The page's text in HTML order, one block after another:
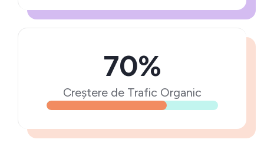
70%
Creștere de Trafic Organic